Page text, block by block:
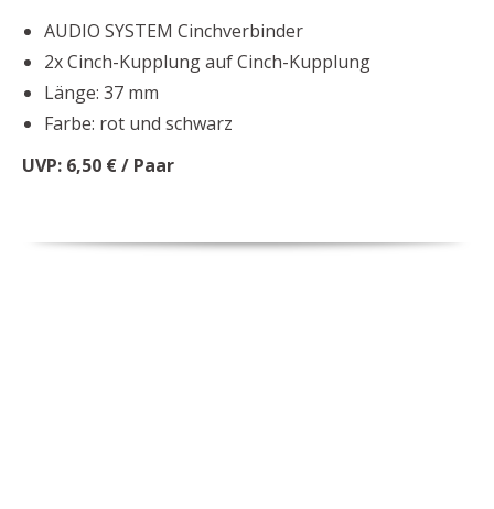
AUDIO SYSTEM Cinchverbinder
2x Cinch-Kupplung auf Cinch-Kupplung
Länge: 37 mm
Farbe: rot und schwarz
UVP: 6,50 € / Paar